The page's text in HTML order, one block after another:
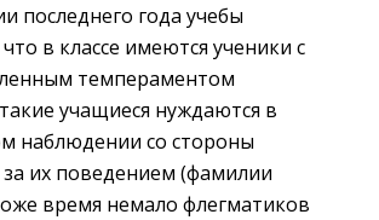
последнего года учебы
в классе имеются ученики с
темпераментом
учащиеся нуждаются в
наблюдении со стороны
за их поведением (фамилии
время немало флегматиков